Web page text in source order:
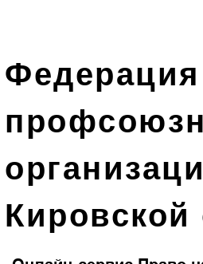
Федерация
Кировской